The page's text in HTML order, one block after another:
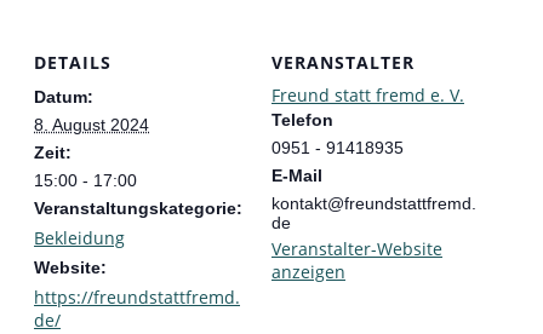
DETAILS
Datum:
8. August 2024
Zeit:
15:00 - 17:00
Veranstaltungskategorie:
Bekleidung
Website:
https://freundstattfremd.
de/
VERANSTALTER
Freund statt fremd e. V.
Telefon
0951 - 91418935
E-Mail
kontakt@freundstattfremd.
de
Veranstalter-Website
anzeigen